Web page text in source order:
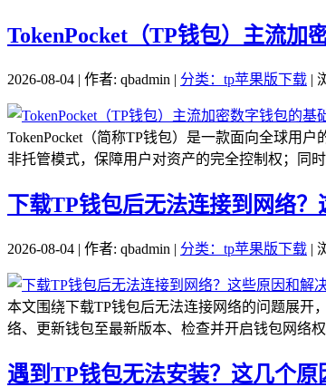
TokenPocket（TP钱包）主流加
2026-08-04 | 作者: qbadmin | 分类：tp苹果版下载 |
TokenPocket（简称TP钱包）是一款面向全球用
非托管模式，保障用户对资产的完全控制权；同
下载TP钱包后无法连接到网络
2026-08-04 | 作者: qbadmin | 分类：tp苹果版下载 |
本文围绕下载TP钱包后无法连接网络的问题展开
络、更新钱包至最新版本、检查并开启钱包网络
遇到TP钱包无法安装？这几个